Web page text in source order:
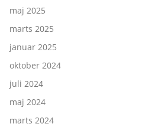
maj 2025
marts 2025
januar 2025
oktober 2024
juli 2024
maj 2024
marts 2024